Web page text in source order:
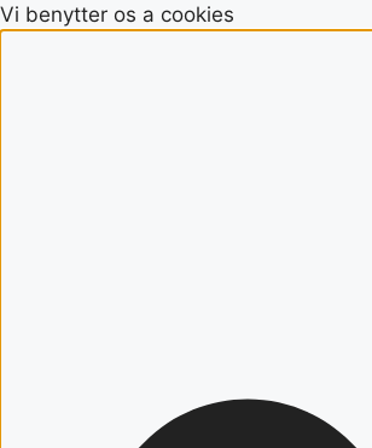
Vi benytter os a cookies